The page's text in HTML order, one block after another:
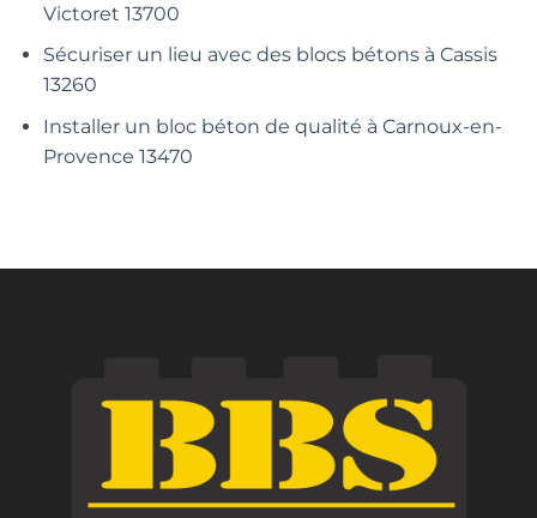
Victoret 13700
Sécuriser un lieu avec des blocs bétons à Cassis
13260
Installer un bloc béton de qualité à Carnoux-en-
Provence 13470